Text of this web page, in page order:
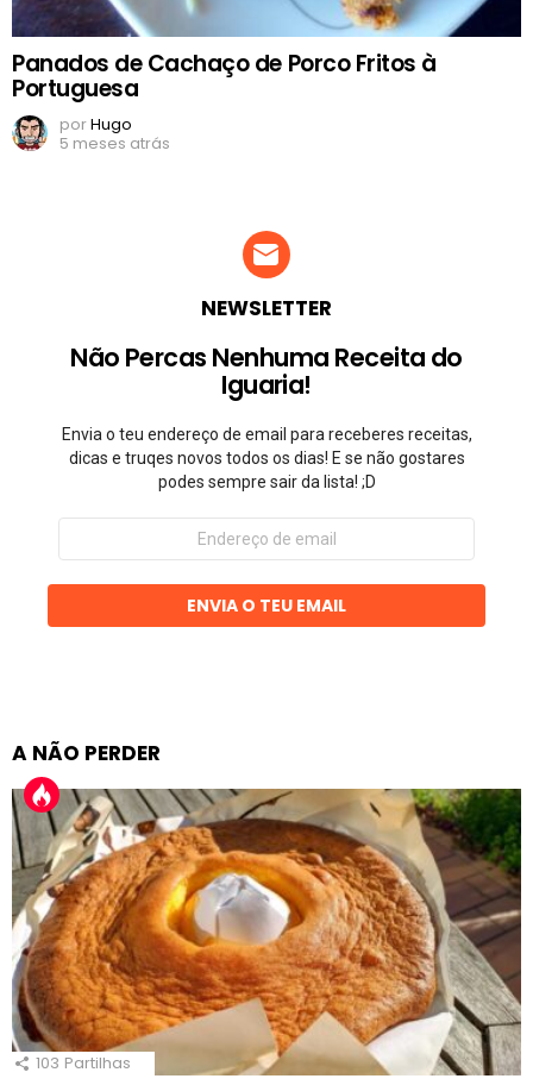
Panados de Cachaço de Porco Fritos à
Portuguesa
porHugo
5 meses atrás
NEWSLETTER
Não Percas Nenhuma Receita do
Iguaria!
Envia o teu endereço de email para receberes receitas,
dicas e truqes novos todos os dias! E se não gostares
podes sempre sair da lista! ;D
Endereço
email
ENVIA O TEU EMAIL
A NÃO PERDER
103 Partilhas